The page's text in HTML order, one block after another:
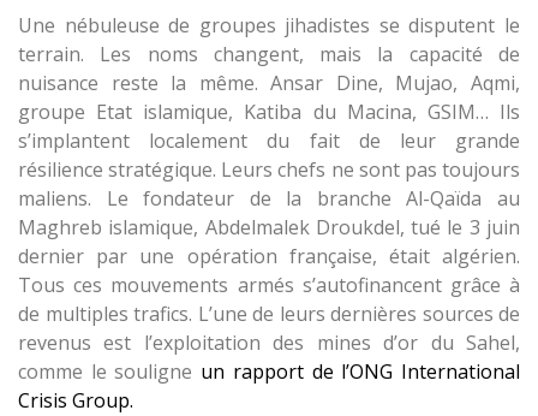
Une nébuleuse de groupes jihadistes se disputent le
terrain. Les noms changent, mais la capacité de
nuisance reste la même. Ansar Dine, Mujao, Aqmi,
groupe Etat islamique, Katiba du Macina, GSIM… Ils
s’implantent localement du fait de leur grande
résilience stratégique. Leurs chefs ne sont pas toujours
maliens. Le fondateur de la branche Al-Qaïda au
Maghreb islamique, Abdelmalek Droukdel, tué le 3 juin
dernier par une opération française, était algérien.
Tous ces mouvements armés s’autofinancent grâce à
de multiples trafics. L’une de leurs dernières sources de
revenus est l’exploitation des mines d’or du Sahel,
comme le souligne un rapport de l’ONG International
Crisis Group.